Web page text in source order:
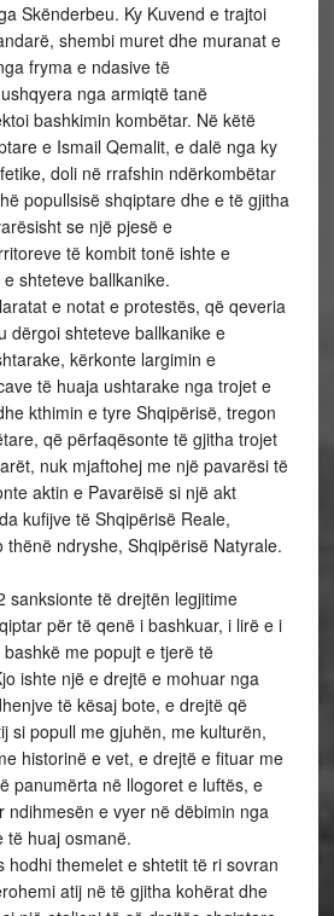
Skënderbeu. Ky Kuvend e trajtoi
shembi muret dhe muranat e
fryma e ndasive të
nga armiqtë tanë
bashkimin kombëtar. Në këtë
e Ismail Qemalit, e dalë nga ky
doli në rrafshin ndërkombëtar
popullsisë shqiptare dhe e të gjitha
se një pjesë e
të kombit tonë ishte e
shteteve ballkanike.
e notat e protestës, që qeveria
dërgoi shteteve ballkanike e
kërkonte largimin e
të huaja ushtarake nga trojet e
kthimin e tyre Shqipërisë, tregon
që përfaqësonte të gjitha trojet
nuk mjaftohej me një pavarësi të
aktin e Pavarëisë si një akt
kufijve të Shqipërisë Reale,
thënë ndryshe, Shqipërisë Natyrale.
sanksionte të drejtën legjitime
për të qenë i bashkuar, i lirë e i
me popujt e tjerë të
ishte një e drejtë e mohuar nga
të kësaj bote, e drejtë që
si popull me gjuhën, me kulturën,
historinë e vet, e drejtë e fituar me
panumërta në llogoret e luftës, e
ndihmesën e vyer në dëbimin nga
të huaj osmanë.
hodhi themelet e shtetit të ri sovran
atij në të gjitha kohërat dhe